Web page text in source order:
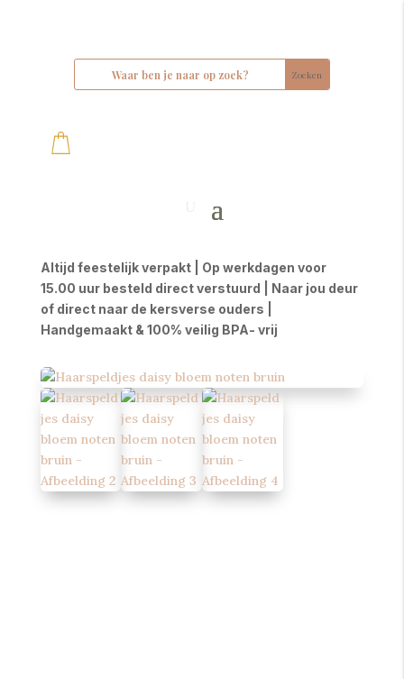
Altijd feestelijk verpakt | Op werkdagen voor
15.00 uur besteld direct verstuurd | Naar jou deur
of direct naar de kersverse ouders |
Handgemaakt & 100% veilig BPA- vrij